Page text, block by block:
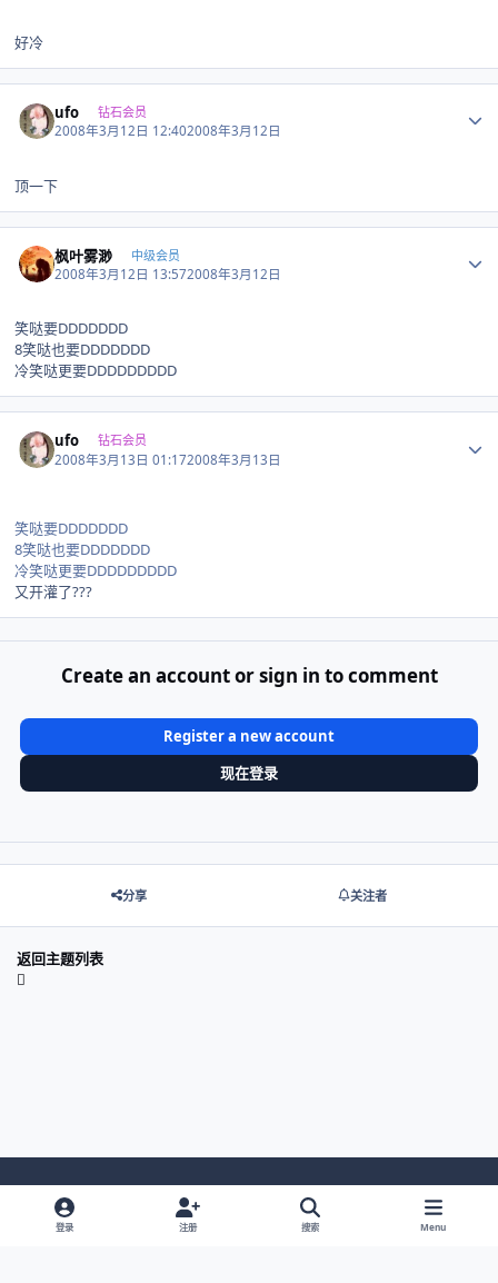
好冷
ufo 钻石会员
2008年3月12日 12:402008年3月12日
顶一下
枫叶雾渺 中级会员
2008年3月12日 13:572008年3月12日
笑哒要DDDDDDD
8笑哒也要DDDDDDD
冷笑哒更要DDDDDDDDD
ufo 钻石会员
2008年3月13日 01:172008年3月13日
笑哒要DDDDDDD
8笑哒也要DDDDDDD
冷笑哒更要DDDDDDDDD
又开灌了???
Create an account or sign in to comment
Register a new account
现在登录
分享 关注者
返回主题列表
Light ModeDark ModeSystem Preference
登录 注册 搜索 Menu